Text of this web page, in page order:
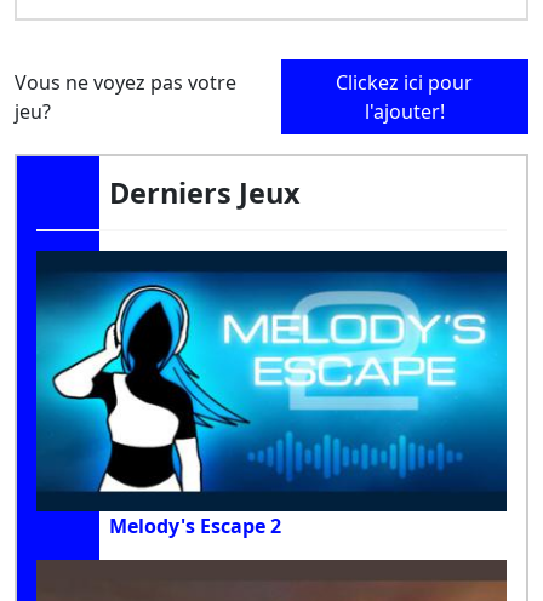
Vous ne voyez pas votre
jeu?
Clickez ici pour
l'ajouter!
Derniers Jeux
Melody's Escape 2